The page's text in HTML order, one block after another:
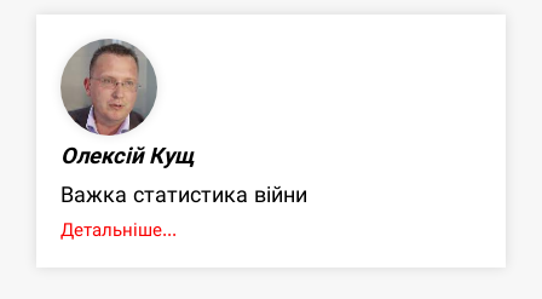
Олексій Кущ
Важка статистика війни
Детальніше...